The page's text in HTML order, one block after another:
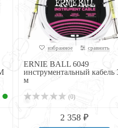
избранное сравнить
ERNIE BALL 6049
инструментальный кабель
м
(0)
2 358 ₽